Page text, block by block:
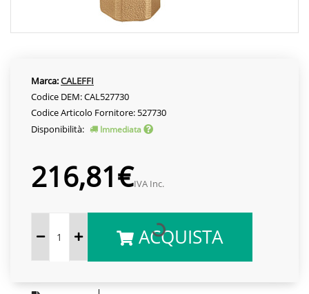
Marca:CALEFFI
Codice DEM: CAL527730
Codice Articolo Fornitore: 527730
Disponibilità:
Immediata
216,81€IVA Inc.
ACQUISTA